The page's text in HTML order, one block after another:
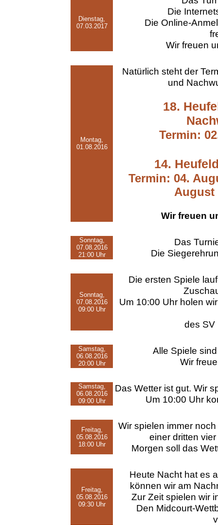
Dienstag,
07.03.2017
Die
Die Online-
Wir freuen
Montag,
01.08.2016
Natürlich steht der
und
18.
Termin:
14.
Termin: 04.
August
Wir freuen
Sonntag,
07.08.2016
21:00 Uhr
Das
Die
Sonntag,
07.08.2016
09:00 Uhr
Die ersten Spiele
Um 10:00 Uhr holen
des SV
Samstag,
06.08.2016
20:00 Uhr
Alle Spiele
Wir
Samstag,
06.08.2016
09:00 Uhr
Das Wetter ist gut. Wir
Um 10:00 Uhr
Freitag,
05.08.2016
18:00 Uhr
Wir spielen immer
einer dritten
Morgen soll das
Freitag,
05.08.2016
09:30 Uhr
Heute Nacht hat es
können wir am
Zur Zeit spielen wir
Den Midcourt-